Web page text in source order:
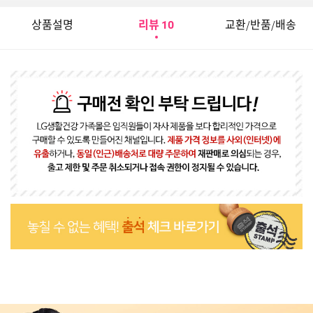
상품설명 리뷰 10 교환/반품/배송